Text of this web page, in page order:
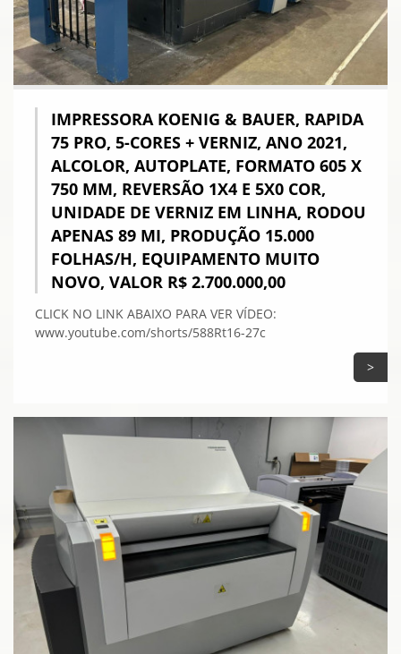
IMPRESSORA KOENIG & BAUER, RAPIDA
75 PRO, 5-CORES + VERNIZ, ANO 2021,
ALCOLOR, AUTOPLATE, FORMATO 605 X
750 MM, REVERSÃO 1X4 E 5X0 COR,
UNIDADE DE VERNIZ EM LINHA, RODOU
APENAS 89 MI, PRODUÇÃO 15.000
FOLHAS/H, EQUIPAMENTO MUITO
NOVO, VALOR R$ 2.700.000,00
CLICK NO LINK ABAIXO PARA VER VÍDEO:
www.youtube.com/shorts/588Rt16-27c
>